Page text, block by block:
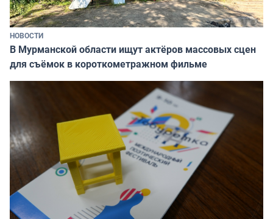
НОВОСТИ
В Мурманской области ищут актёров массовых сцен
для съёмок в короткометражном фильме